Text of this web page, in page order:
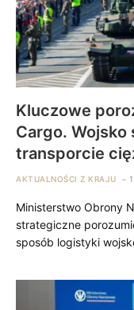
Kluczowe
Cargo. Wojsko
transporcie
AKTUALNOŚCI Z KRAJU
Ministerstwo Obrony
strategiczne
sposób logistyki